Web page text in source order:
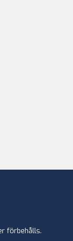
förbehålls.